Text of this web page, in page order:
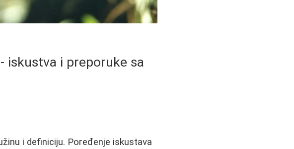
iskustva i preporuke sa
i definiciju. Poređenje iskustava